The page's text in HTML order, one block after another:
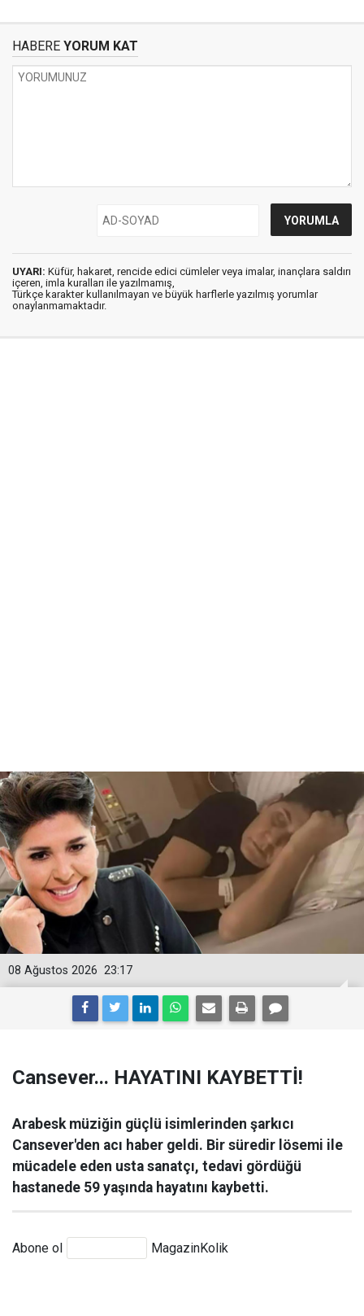
HABERE YORUM KAT
UYARI: Küfür, hakaret, rencide edici cümleler veya imalar, inançlara saldırı
içeren, imla kuralları ile yazılmamış,
Türkçe karakter kullanılmayan ve büyük harflerle yazılmış yorumlar
onaylanmamaktadır.
23:17
08 Ağustos 2026
Cansever... HAYATINI KAYBETTİ!
Arabesk müziğin güçlü isimlerinden şarkıcı
Cansever'den acı haber geldi. Bir süredir lösemi ile
mücadele eden usta sanatçı, tedavi gördüğü
hastanede 59 yaşında hayatını kaybetti.
Abone ol MagazinKolik